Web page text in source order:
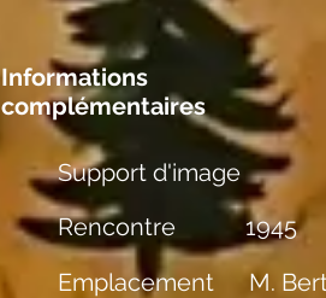
Informations
complémentaires
Support d'image
Rencontre
1945
Emplacement
M.